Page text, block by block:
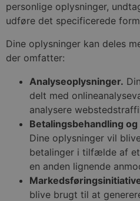
personlige oplysninger,
udføre det specificerede
Dine oplysninger kan deles
der omfatter:
Analyseoplysninger.
delt med
analysere
Betalingsbehandling
Dine oplysninger vil
betalinger i tilfælde af
en anden lignende
blive brugt til at